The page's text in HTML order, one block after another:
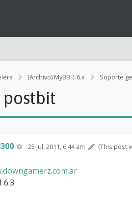
(Archivo) MyBB 1.6.x Soporte
25 Jul, 2011, 6:44 am (This post